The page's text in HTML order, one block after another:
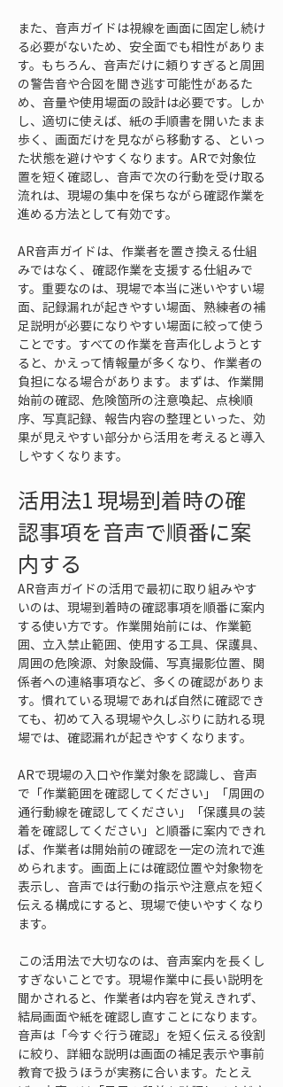
また、音声ガイドは視線を画面に固定し続け
る必要がないため、安全面でも相性がありま
す。もちろん、音声だけに頼りすぎると周囲
の警告音や合図を聞き逃す可能性があるた
め、音量や使用場面の設計は必要です。しか
し、適切に使えば、紙の手順書を開いたまま
歩く、画面だけを見ながら移動する、といっ
た状態を避けやすくなります。ARで対象位
置を短く確認し、音声で次の行動を受け取る
流れは、現場の集中を保ちながら確認作業を
進める方法として有効です。
AR音声ガイドは、作業者を置き換える仕組
みではなく、確認作業を支援する仕組みで
す。重要なのは、現場で本当に迷いやすい場
面、記録漏れが起きやすい場面、熟練者の補
足説明が必要になりやすい場面に絞って使う
ことです。すべての作業を音声化しようとす
ると、かえって情報量が多くなり、作業者の
負担になる場合があります。まずは、作業開
始前の確認、危険箇所の注意喚起、点検順
序、写真記録、報告内容の整理といった、効
果が見えやすい部分から活用を考えると導入
しやすくなります。
活用法1 現場到着時の確
認事項を音声で順番に案
内する
AR音声ガイドの活用で最初に取り組みやす
いのは、現場到着時の確認事項を順番に案内
する使い方です。作業開始前には、作業範
囲、立入禁止範囲、使用する工具、保護具、
周囲の危険源、対象設備、写真撮影位置、関
係者への連絡事項など、多くの確認がありま
す。慣れている現場であれば自然に確認でき
ても、初めて入る現場や久しぶりに訪れる現
場では、確認漏れが起きやすくなります。
ARで現場の入口や作業対象を認識し、音声
で「作業範囲を確認してください」「周囲の
通行動線を確認してください」「保護具の装
着を確認してください」と順番に案内できれ
ば、作業者は開始前の確認を一定の流れで進
められます。画面上には確認位置や対象物を
表示し、音声では行動の指示や注意点を短く
伝える構成にすると、現場で使いやすくなり
ます。
この活用法で大切なのは、音声案内を長くし
すぎないことです。現場作業中に長い説明を
聞かされると、作業者は内容を覚えきれず、
結局画面や紙を確認し直すことになります。
音声は「今すぐ行う確認」を短く伝える役割
に絞り、詳細な説明は画面の補足表示や事前
教育で扱うほうが実務に合います。たとえ